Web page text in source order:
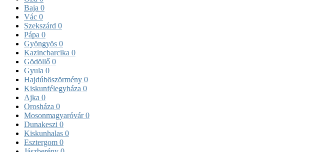
Baja 0
Vác 0
Szekszárd 0
Pápa 0
Gyöngyös 0
Kazincbarcika 0
Gödöllő 0
Gyula 0
Hajdúböszörmény 0
Kiskunfélegyháza 0
Ajka 0
Orosháza 0
Mosonmagyaróvár0
Dunakeszi 0
Kiskunhalas 0
Esztergom 0